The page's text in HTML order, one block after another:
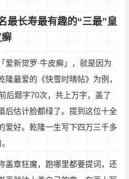
最长寿最有趣的“三最”皇
爱新觉罗·牛皮癣」，就是因为
隆最爱的《快雪时晴帖》为例，
后题字70次，共上万字，盖了
后估计脸都绿了。提到这位十全
爱好。乾隆一生写下四万三千多
盖章狂魔，跑哪里都要提词，还